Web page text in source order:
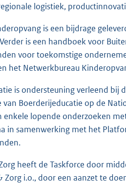
logistiek,
is een bijdrage
is een handboek voor
voor toekomstige
het Netwerkbureau
is ondersteuning verleend
Boerderijeducatie op de
lopende onderzoeken
in samenwerking met het
heeft de Taskforce door
i.o., door een aanzet te